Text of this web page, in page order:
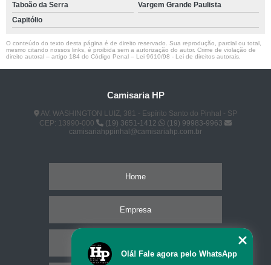
Taboão da Serra
Vargem Grande Paulista
Capitólio
O conteúdo do texto desta página é de direito reservado. Sua reprodução, parcial ou total,
mesmo citando nossos links, é proibida sem a autorização do autor. Crime de violação de
direito autoral – artigo 184 do Código Penal – Lei 9610/98 - Lei de direitos autorais
Camisaria HP
AV. WASHINGTON LUIZ, 381 - Espírito Santo do Pinhal - SP
CEP: 13990-000
(19) 3651-1412
(19) 99983-9963
camisariahppinhal@camisariahp.com.br
Home
Empresa
Olá! Fale agora pelo WhatsApp